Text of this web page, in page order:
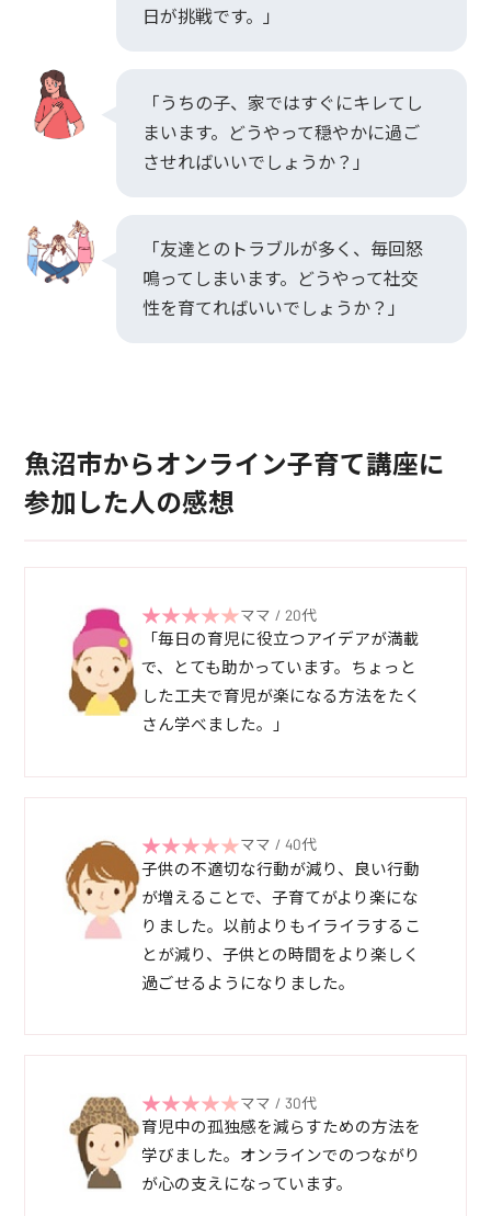
日が挑戦です。」
「うちの子、家ではすぐにキレてし
まいます。どうやって穏やかに過ご
させればいいでしょうか？」
「友達とのトラブルが多く、毎回怒
鳴ってしまいます。どうやって社交
性を育てればいいでしょうか？」
魚沼市からオンライン子育て講座に
参加した人の感想
ママ / 20代
「毎日の育児に役立つアイデアが満載
で、とても助かっています。ちょっと
した工夫で育児が楽になる方法をたく
さん学べました。」
ママ / 40代
子供の不適切な行動が減り、良い行動
が増えることで、子育てがより楽にな
りました。以前よりもイライラするこ
とが減り、子供との時間をより楽しく
過ごせるようになりました。
ママ / 30代
育児中の孤独感を減らすための方法を
学びました。オンラインでのつながり
が心の支えになっています。